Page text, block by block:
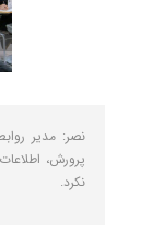
نصر: مدیر
پرورش،
نکرد.